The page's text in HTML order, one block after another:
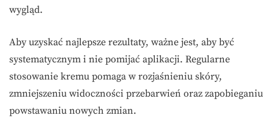
wygląd.
Aby uzyskać najlepsze rezultaty, ważne jest, aby być
systematycznym i nie pomijać aplikacji. Regularne
stosowanie kremu pomaga w rozjaśnieniu skóry,
zmniejszeniu widoczności przebarwień oraz zapobieganiu
powstawaniu nowych zmian.